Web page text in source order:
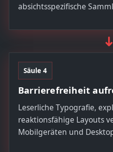
absichtsspezifische
➜
Säule 4
Barrierefreiheit
Leserliche Typografie,
reaktionsfähige Layouts
Mobilgeräten und